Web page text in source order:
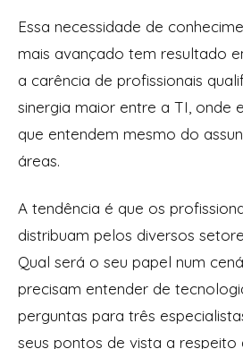
Essa necessidade de
mais avançado tem resultado
a carência de profissionais
sinergia maior entre a TI, onde
que entendem mesmo do
áreas.
A tendência é que os
distribuam pelos diversos
Qual será o seu papel num
precisam entender de
perguntas para três
seus pontos de vista a